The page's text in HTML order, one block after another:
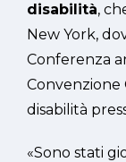
disabilità,
New York,
Conferenza
Convenzione
disabilità
«Sono stati